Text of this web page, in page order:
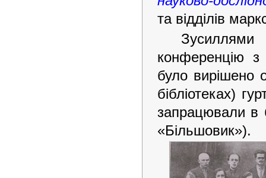
та відділів
конференцію з
було вирішено
бібліотеках)
запрацювали в
«Більшовик»).